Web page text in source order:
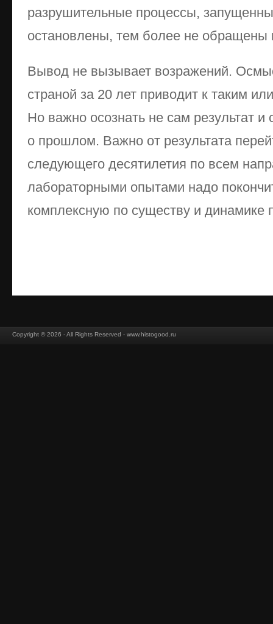
разрушительные процессы,
остановлены, тем более не обращены
Вывод не вызывает возражений.
страной за 20 лет приводит к таким
Но важно осознать не сам результат
о прошлом. Важно от результата
следующего десятилетия по всем
лабораторными опытами надо
комплексную по существу и динамике
Copyright © 2026 - All Rights Reserved - www.histogood.ru